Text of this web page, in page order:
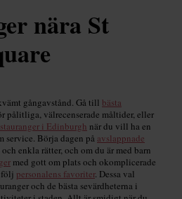
nära St
gångavstånd. Gå till bästa
pålitliga, välrecenserade måltider, eller
i Edinburgh när du vill ha en
service. Börja dagen på avslappnade
enkla rätter, och om du är med barn
med gott om plats och okomplicerade
följ personalens favoriter. Dessa val
och de bästa sevärdheterna i